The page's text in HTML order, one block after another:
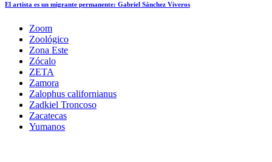
El artista es un migrante permanente: Gabriel Sánchez Viveros
Zoom
Zoológico
Zona Este
Zócalo
ZETA
Zamora
Zalophus californianus
Zadkiel Troncoso
Zacatecas
Yumanos